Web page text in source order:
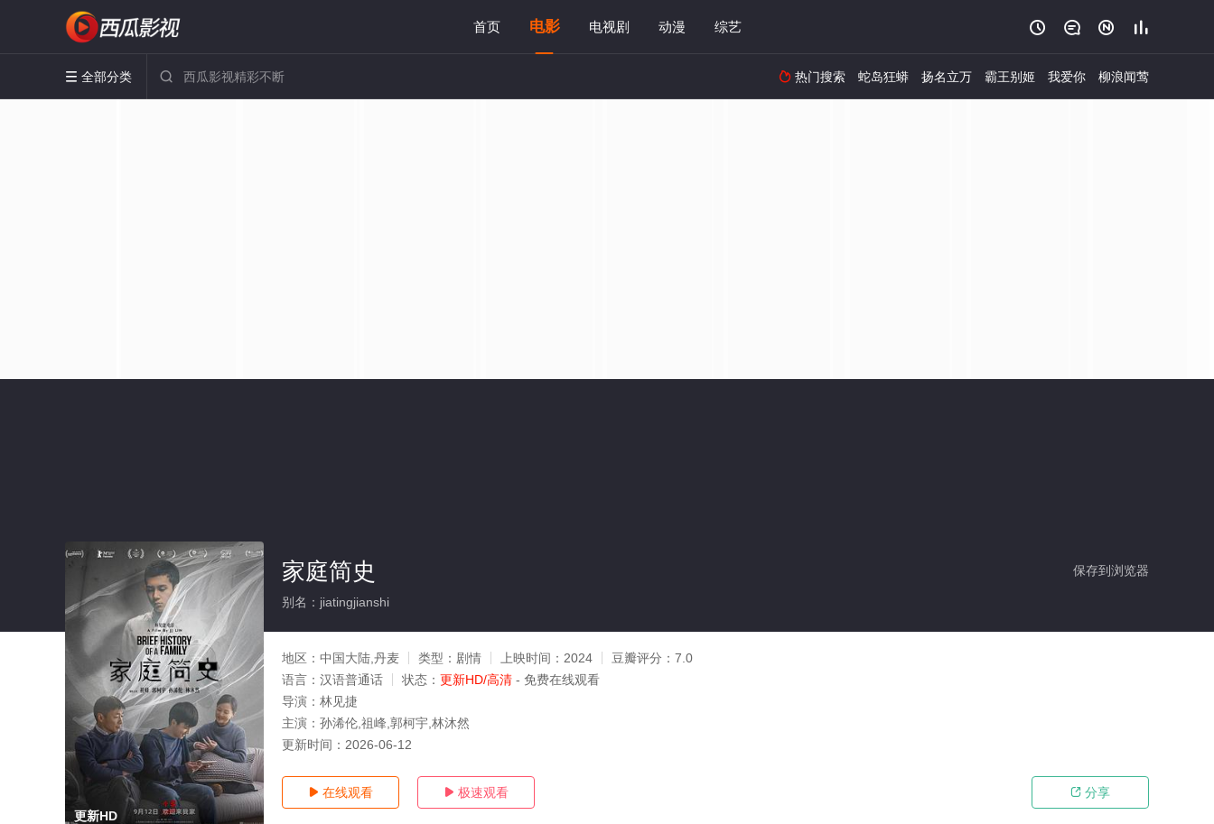
首页 电影 电视剧 动漫 综艺    
 全部分类   热门搜索 蛇岛狂蟒 扬名立万 霸王别姬 我爱你 柳浪闻莺
更新HD
保存到浏览器
家庭简史
别名：jiatingjianshi
地区： 中国大陆,丹麦 类型： 剧情 上映时间： 2024 豆瓣评分： 7.0
语言： 汉语普通话 状态： 更新HD/高清 - 免费在线观看
导演： 林见捷
主演： 孙浠伦,祖峰,郭柯宇,林沐然
更新时间： 2026-06-12
 在线观看  极速观看  分享